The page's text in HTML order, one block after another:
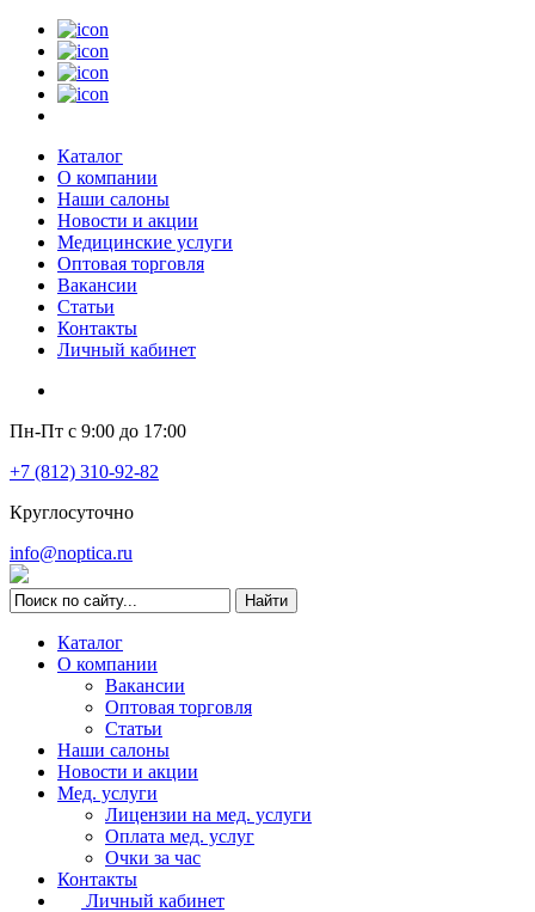
Каталог
О компании
Наши салоны
Новости и акции
Медицинские услуги
Оптовая торговля
Вакансии
Статьи
Контакты
Личный кабинет
Пн-Пт с 9:00 до 17:00
+7 (812) 310-92-82
Круглосуточно
info@noptica.ru
Каталог
О компании
Вакансии
Оптовая торговля
Статьи
Наши салоны
Новости и акции
Мед. услуги
Лицензии на мед. услуги
Оплата мед. услуг
Очки за час
Контакты
Личный кабинет